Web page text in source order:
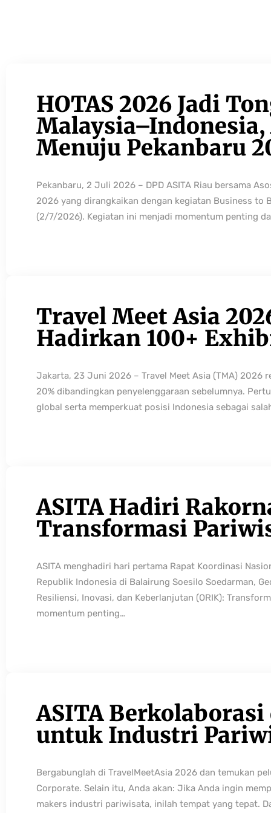
HOTAS 2026 Jadi
Menuju Pekanbaru
Pekanbaru, 2 Juli 2026 – DPD ASITA Riau bersama
2026 yang dirangkaikan dengan kegiatan Business to
(2/7/2026). Kegiatan ini menjadi momentum penting
Travel Meet Asia
Hadirkan 100+
Jakarta, 23 Juni 2026 – Travel Meet Asia (TMA) 2026
20% dibandingkan penyelenggaraan sebelumnya.
global serta memperkuat posisi Indonesia sebagai
ASITA Hadiri
Transformasi
ASITA menghadiri hari pertama Rapat Koordinasi
Republik Indonesia di Balairung Soesilo Soedarman,
Resiliensi, Inovasi, dan Keberlanjutan (ORIK):
momentum penting…
ASITA
untuk Industri
Bergabunglah di TravelMeetAsia 2026 dan temukan
Corporate. Selain itu, Anda akan: Jika Anda ingin
makers industri pariwisata, inilah tempat yang tepat.